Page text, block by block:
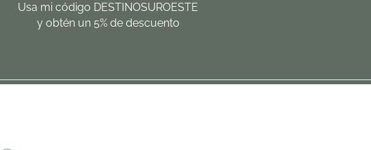
Usa mi código DESTINOSUROESTE
y obtén un 5% de descuento